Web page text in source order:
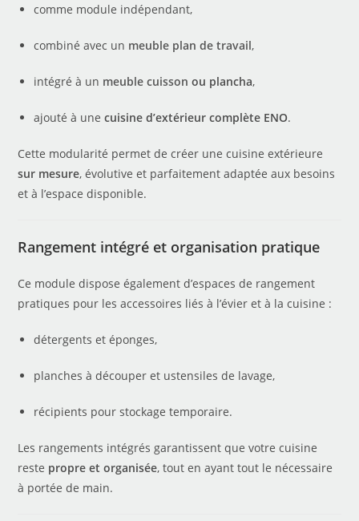
comme module indépendant,
combiné avec un meuble plan de travail,
intégré à un meuble cuisson ou plancha,
ajouté à unecuisine d’extérieur complète ENO.
Cette modularité permet de créer une cuisine extérieure
sur mesure, évolutive et parfaitement adaptée aux besoins
et à l’espace disponible.
Rangement intégré et organisation pratique
Ce module dispose également d’espaces de rangement
pratiques pour les accessoires liés à l’évier et à la cuisine :
détergents et éponges,
planches à découper et ustensiles de lavage,
récipients pour stockage temporaire.
Les rangements intégrés garantissent que votre cuisine
reste propre et organisée, tout en ayant tout le nécessaire
à portée de main.